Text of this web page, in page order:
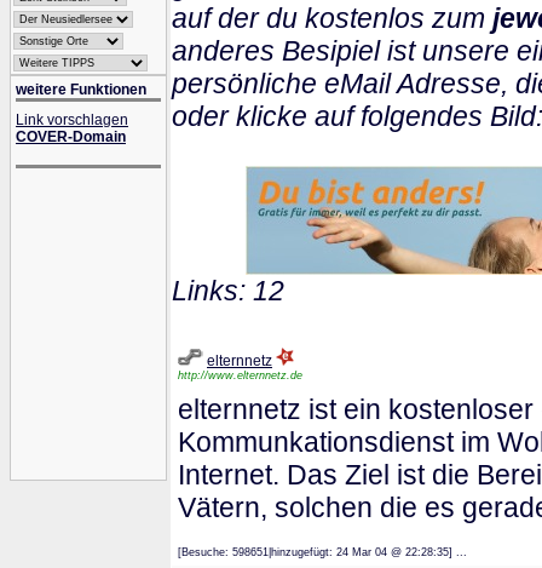
weitere Funktionen
Link vorschlagen
COVER-Domain
auf der du kostenlos zum
anderes Besipiel ist unsere
persönliche eMail Adresse,
oder klicke auf folgendes Bild:
Links: 12
elternnetz
http://www.elternnetz.de
elternnetz ist ein
Kommunkationsdienst im
Internet. Das Ziel ist die
Vätern, solchen die es
[Besuche: 598651|hinzugefügt: 24 Mar 04 @ 22:28:35] ...